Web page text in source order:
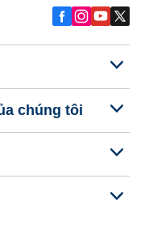
chúng tôi